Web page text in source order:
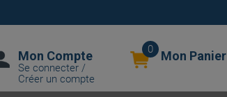
Mon Compte
Se connecter /
Créer un compte
0 Mon Panier